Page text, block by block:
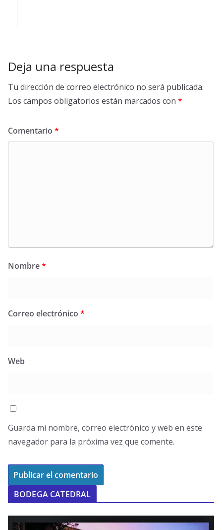
Deja una respuesta
Tu dirección de correo electrónico no será publicada.
Los campos obligatorios están marcados con *
Comentario *
Nombre*
Correo electrónico *
Web
Guarda mi nombre, correo electrónico y web en este
navegador para la próxima vez que comente.
BODEGA CATEDRAL